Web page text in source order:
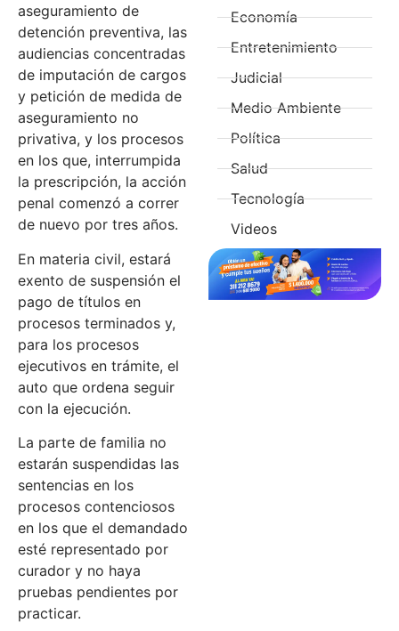
aseguramiento de
detención preventiva, las
audiencias concentradas
de imputación de cargos
y petición de medida de
aseguramiento no
privativa, y los procesos
en los que, interrumpida
la prescripción, la acción
penal comenzó a correr
de nuevo por tres años.
En materia civil, estará
exento de suspensión el
pago de títulos en
procesos terminados y,
para los procesos
ejecutivos en trámite, el
auto que ordena seguir
con la ejecución.
La parte de familia no
estarán suspendidas las
sentencias en los
procesos contenciosos
en los que el demandado
esté representado por
curador y no haya
pruebas pendientes por
practicar.
Economía
Entretenimiento
Judicial
Medio Ambiente
Política
Salud
Tecnología
Videos